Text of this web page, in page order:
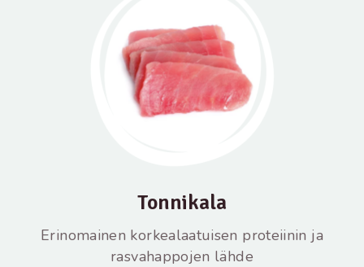
Tonnikala
Erinomainen korkealaatuisen proteiinin ja
rasvahappojen lähde